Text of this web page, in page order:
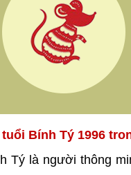
Bính Tý 1996
Tý là người thông